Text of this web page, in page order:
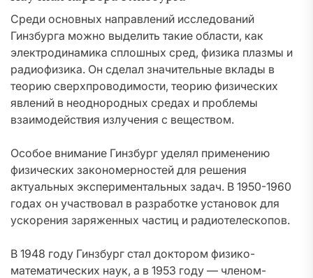
Среди основных направлений исследований
Гинзбурга можно выделить такие области, как
электродинамика сплошных сред, физика плазмы и
радиофизика. Он сделал значительные вклады в
теорию сверхпроводимости, теорию физических
явлений в неоднородных средах и проблемы
взаимодействия излучения с веществом.
Особое внимание Гинзбург уделял применению
физических закономерностей для решения
актуальных экспериментальных задач. В 1950-1960
годах он участвовал в разработке установок для
ускорения заряженных частиц и радиотелескопов.
В 1948 году Гинзбург стал доктором физико-
математических наук, а в 1953 году — членом-